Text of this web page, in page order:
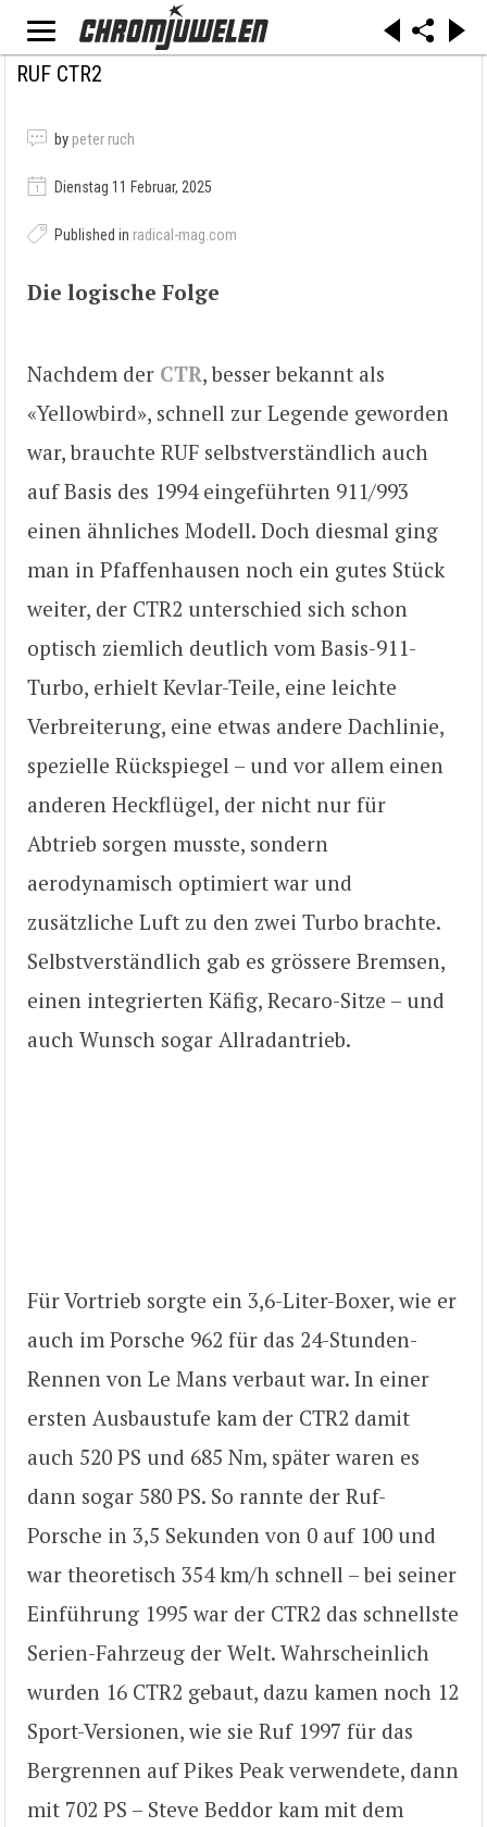
RUF CTR2
by peter ruch
Dienstag 11 Februar, 2025
Published in radical-mag.com
Die logische Folge
Nachdem der CTR, besser bekannt als
«Yellowbird», schnell zur Legende geworden
war, brauchte RUF selbstverständlich auch
auf Basis des 1994 eingeführten 911/993
einen ähnliches Modell. Doch diesmal ging
man in Pfaffenhausen noch ein gutes Stück
weiter, der CTR2 unterschied sich schon
optisch ziemlich deutlich vom Basis-911-
Turbo, erhielt Kevlar-Teile, eine leichte
Verbreiterung, eine etwas andere Dachlinie,
spezielle Rückspiegel – und vor allem einen
anderen Heckflügel, der nicht nur für
Abtrieb sorgen musste, sondern
aerodynamisch optimiert war und
zusätzliche Luft zu den zwei Turbo brachte.
Selbstverständlich gab es grössere Bremsen,
einen integrierten Käfig, Recaro-Sitze – und
auch Wunsch sogar Allradantrieb.
Für Vortrieb sorgte ein 3,6-Liter-Boxer, wie er
auch im Porsche 962 für das 24-Stunden-
Rennen von Le Mans verbaut war. In einer
ersten Ausbaustufe kam der CTR2 damit
auch 520 PS und 685 Nm, später waren es
dann sogar 580 PS. So rannte der Ruf-
Porsche in 3,5 Sekunden von 0 auf 100 und
war theoretisch 354 km/h schnell – bei seiner
Einführung 1995 war der CTR2 das schnellste
Serien-Fahrzeug der Welt. Wahrscheinlich
wurden 16 CTR2 gebaut, dazu kamen noch 12
Sport-Versionen, wie sie Ruf 1997 für das
Bergrennen auf Pikes Peak verwendete, dann
mit 702 PS – Steve Beddor kam mit dem